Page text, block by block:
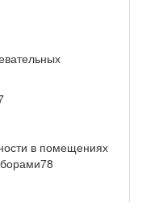
в помещениях